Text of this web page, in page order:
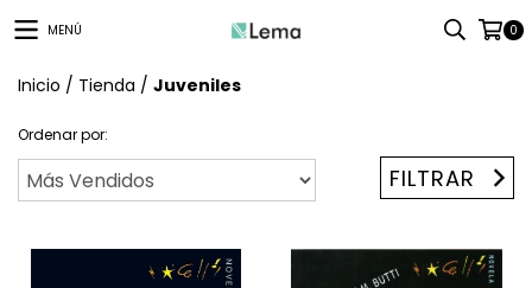
MENÚ 0
Inicio / Tienda / Juveniles
Ordenar por:
FILTRAR